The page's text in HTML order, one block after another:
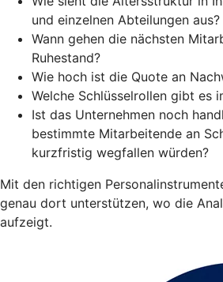
und einzelnen Abteilungen aus?
Wann gehen die nächsten
Ruhestand?
Wie hoch ist die Quote an
Welche Schlüsselrollen gibt es
Ist das Unternehmen noch
bestimmte Mitarbeitende an
kurzfristig wegfallen würden?
Mit den richtigen
genau dort unterstützen, wo die
aufzeigt.